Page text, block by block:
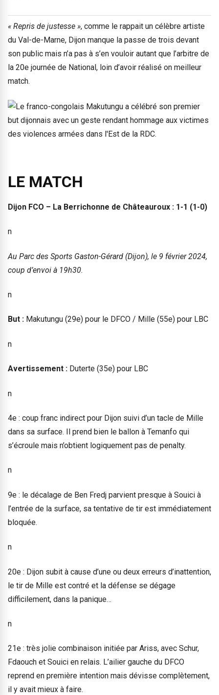
« Repris de justesse », comme le rappait un célèbre artiste
du Val-de-Marne, Dijon manque la passe de trois devant
son public mais n’a pas à s’en vouloir autant que l’arbitre de
la 20e journée de National, loin d’avoir réalisé on meilleur
match.
LE MATCH
Dijon FCO – La Berrichonne de Châteauroux : 1-1 (1-0)
n
Au Parc des Sports Gaston-Gérard (Dijon), le 9 février 2024,
coup d’envoi à 19h30.
n
But : Makutungu (29e) pour le DFCO / Mille (55e) pour LBC
n
Avertissement : Duterte (35e) pour LBC
n
4e : coup franc indirect pour Dijon suivi d’un tacle de Mille
dans sa surface. Il prend bien le ballon à Temanfo qui
s’écroule mais n’obtient logiquement pas de penalty.
n
9e : le décalage de Ben Fredj parvient presque à Souici à
l’entrée de la surface, sa tentative de tir est immédiatement
bloquée.
n
20e : Dijon subit à cause d’une ou deux erreurs d’inattention,
le tir de Mille est contré et la défense se dégage
difficilement, dans la panique…
n
21e : très jolie combinaison initiée par Ariss, avec Schur,
Fdaouch et Souici en relais. L’ailier gauche du DFCO
reprend en première intention mais dévisse complètement,
il y avait mieux à faire.